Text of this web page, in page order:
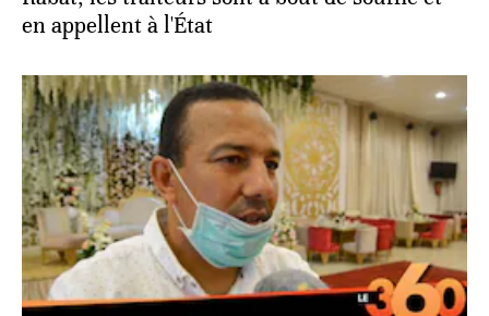
en appellent à l'État